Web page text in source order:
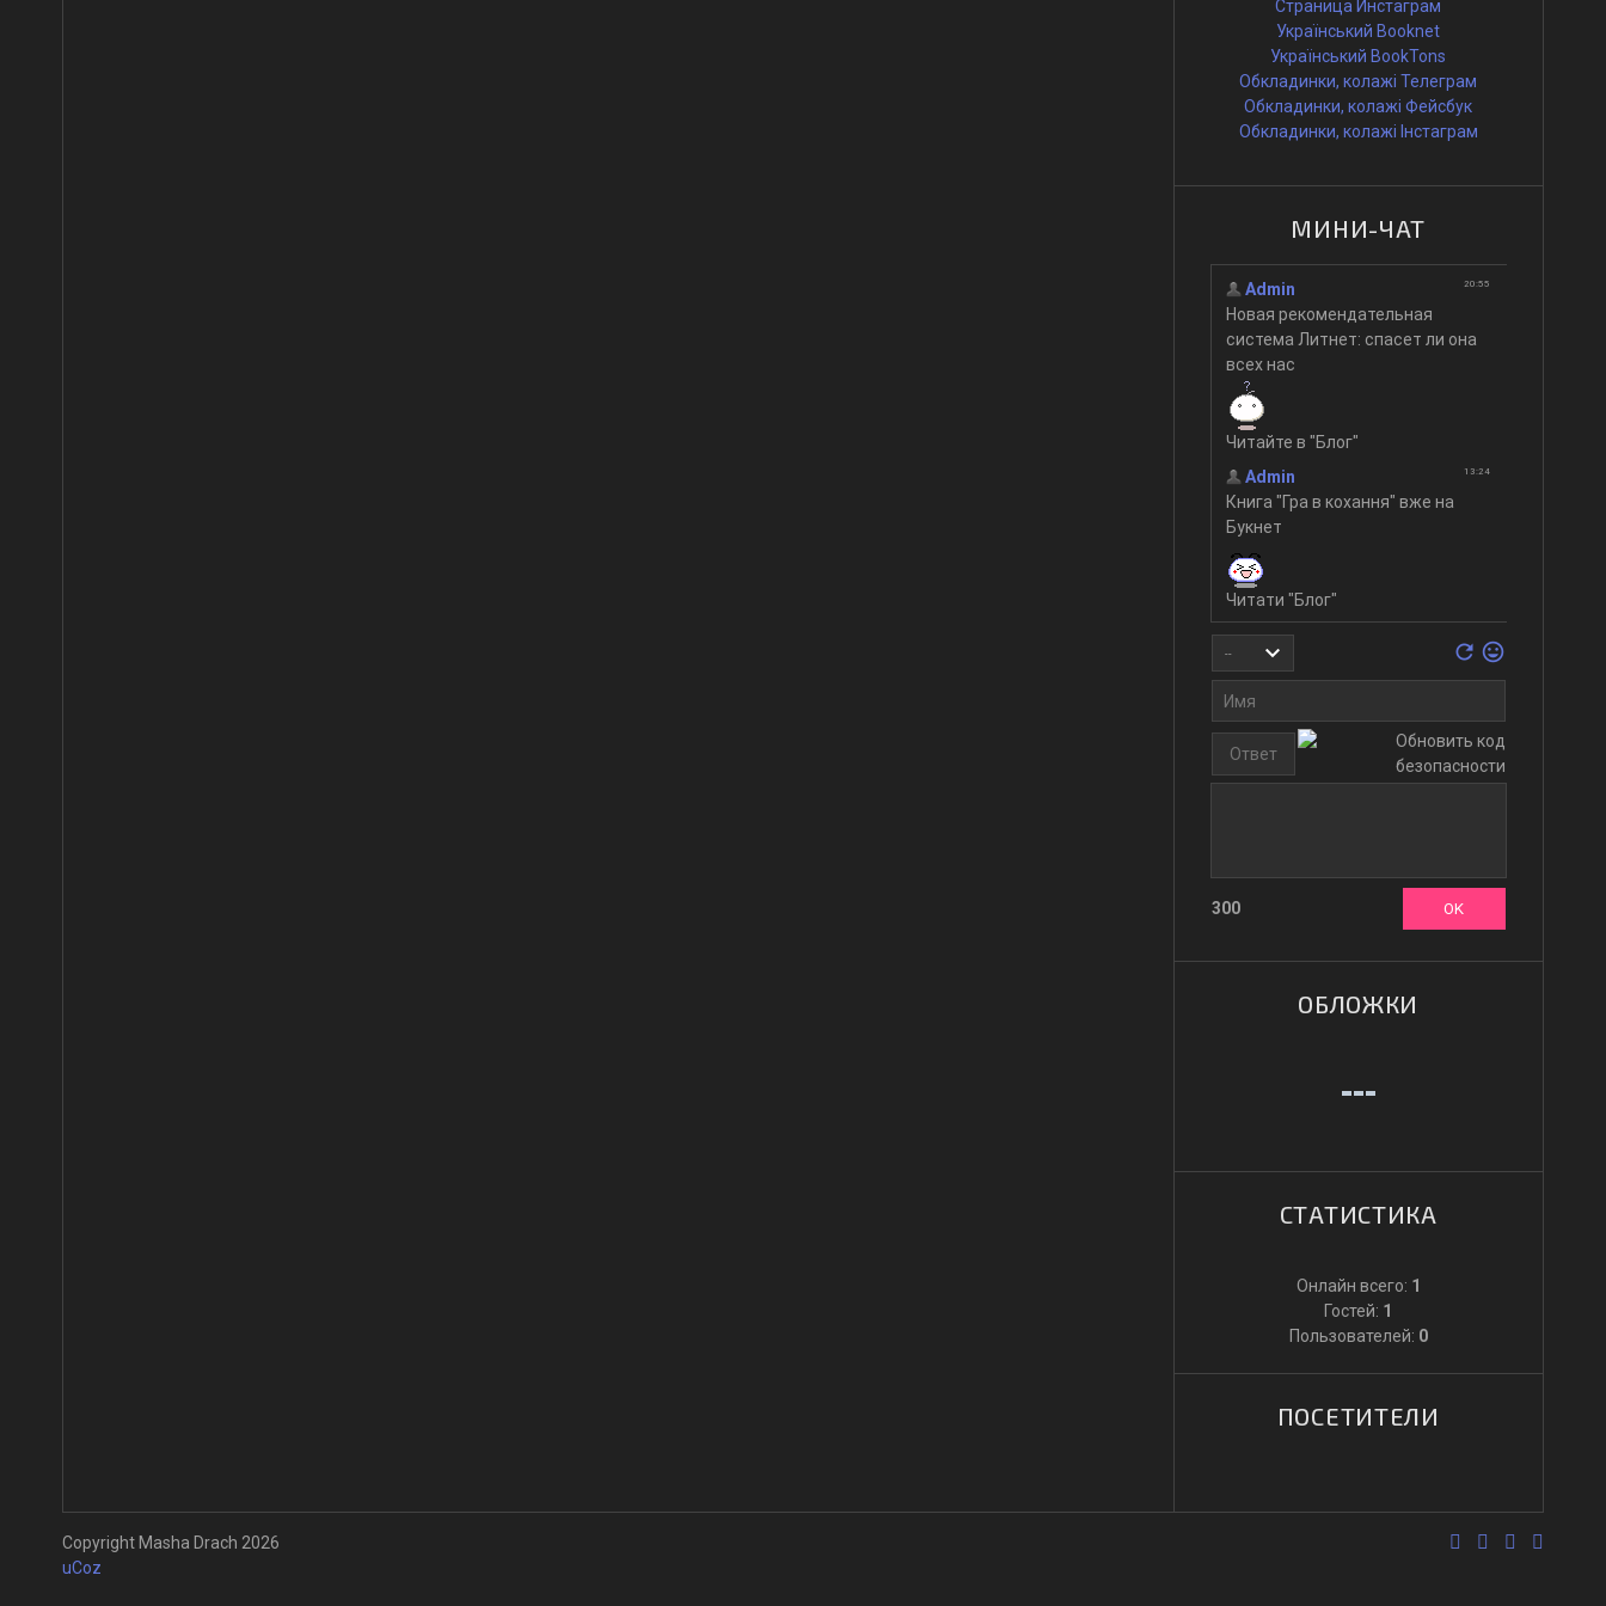
Страница Инстаграм
Український Booknet
Український BookTons
Обкладинки, колажі Телеграм
Обкладинки, колажі Фейсбук
Обкладинки, колажі Інстаграм
МИНИ-ЧАТ
300
ОБЛОЖКИ
СТАТИСТИКА
Онлайн всего: 1
Гостей: 1
Пользователей: 0
ПОСЕТИТЕЛИ
Copyright Masha Drach 2026
uCoz